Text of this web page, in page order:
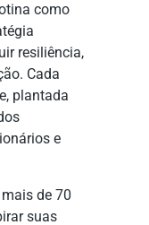
como
resiliência,
Cada
plantada
e
de 70
suas